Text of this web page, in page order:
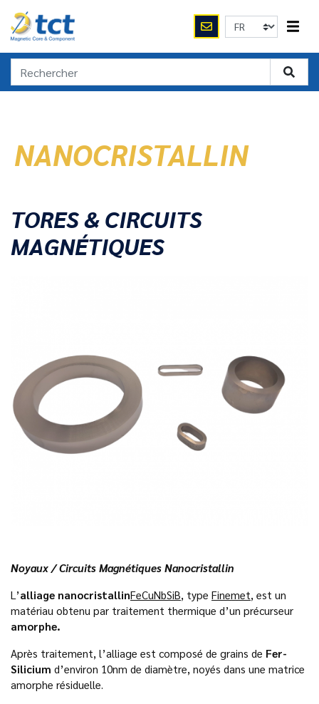
NANOCRISTALLIN
TORES & CIRCUITS
MAGNÉTIQUES
Noyaux / Circuits Magnétiques Nanocristallin
L’alliage nanocristallinFeCuNbSiB, type Finemet, est un
matériau obtenu par traitement thermique d’un précurseur
amorphe.
Après traitement, l’alliage est composé de grains de Fer-
Silicium d’environ 10nm de diamètre, noyés dans une matrice
amorphe résiduelle.